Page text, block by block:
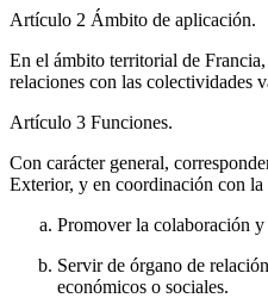
Artículo 2 Ámbito de aplicación.
En el ámbito territorial de
relaciones con las colectividades
Artículo 3 Funciones.
Con carácter general,
Exterior, y en coordinación con
Promover la colaboración
Servir de órgano de
económicos o sociales.